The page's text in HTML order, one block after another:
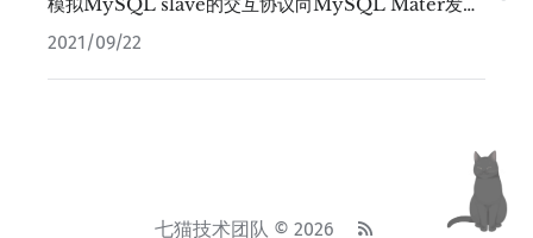
dump协议，MySQL mater收到Canal发送过来的
解耦业务，一方面，通过简单的配置就能实现数据源发
布订阅模型，操作简单；另一方面，订阅数据的存储支
持多种方式，可满足不同的业务类型。在有相似的场景
2021/09/22
七猫技术团队 © 2026